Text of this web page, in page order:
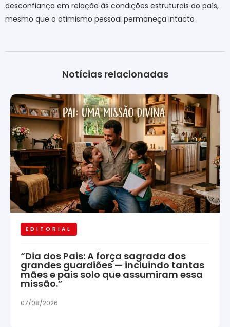
desconfiança em relação às condições estruturais do país,
mesmo que o otimismo pessoal permaneça intacto
Notícias relacionadas
EDITORIAL
“Dia dos Pais: A força sagrada dos
grandes guardiões — incluindo tantas
mães e pais solo que assumiram essa
missão.”
07/08/2026